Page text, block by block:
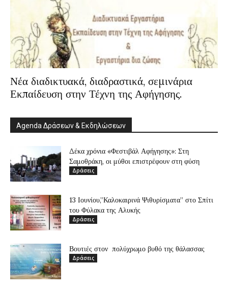
Νέα διαδικτυακά, διαδραστικά, σεμινάρια
Εκπαίδευση στην Τέχνη της Αφήγησης.
Agenda Δράσεων & Εκδηλώσεων
Δέκα χρόνια «Φεστιβάλ Αφήγησης»: Στη
Σαμοθράκη, οι μύθοι επιστρέφουν στη φύση
Δράσεις
13 Ιουνίου,”Καλοκαιρινά Ψιθυρίσματα” στο Σπίτι
του Φύλακα της Αλυκής
Δράσεις
Βουτιές στον πολύχρωμο βυθό της θάλασσας
Δράσεις